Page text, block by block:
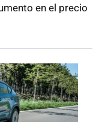
en el precio